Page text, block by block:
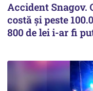
Accident Snagov.
costă și peste
800 de lei i-ar fi